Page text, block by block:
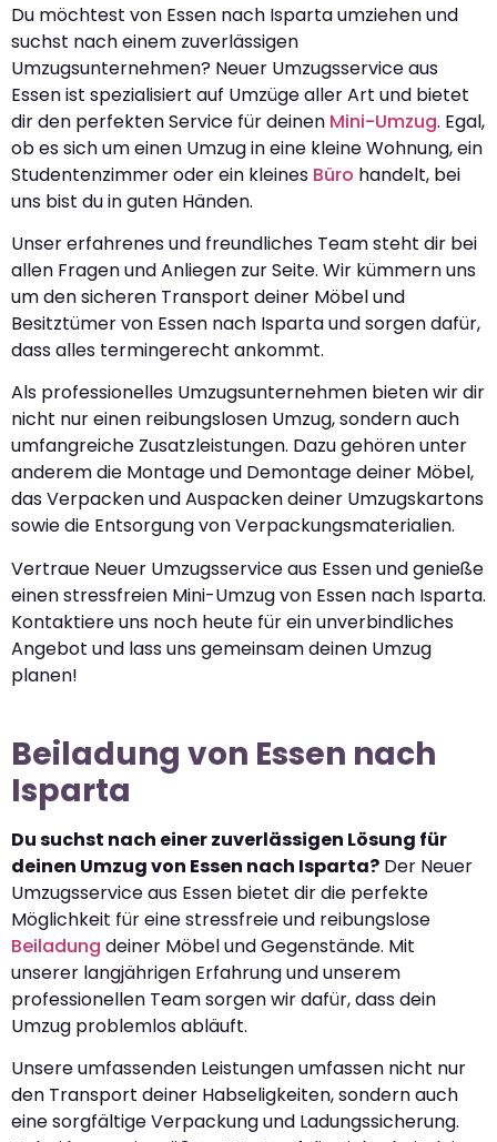
Du möchtest von Essen nach Isparta umziehen und
suchst nach einem zuverlässigen
Umzugsunternehmen? Neuer Umzugsservice aus
Essen ist spezialisiert auf Umzüge aller Art und bietet
dir den perfekten Service für deinen Mini-Umzug. Egal,
ob es sich um einen Umzug in eine kleine Wohnung, ein
Studentenzimmer oder ein kleines Büro handelt, bei
uns bist du in guten Händen.
Unser erfahrenes und freundliches Team steht dir bei
allen Fragen und Anliegen zur Seite. Wir kümmern uns
um den sicheren Transport deiner Möbel und
Besitztümer von Essen nach Isparta und sorgen dafür,
dass alles termingerecht ankommt.
Als professionelles Umzugsunternehmen bieten wir dir
nicht nur einen reibungslosen Umzug, sondern auch
umfangreiche Zusatzleistungen. Dazu gehören unter
anderem die Montage und Demontage deiner Möbel,
das Verpacken und Auspacken deiner Umzugskartons
sowie die Entsorgung von Verpackungsmaterialien.
Vertraue Neuer Umzugsservice aus Essen und genieße
einen stressfreien Mini-Umzug von Essen nach Isparta.
Kontaktiere uns noch heute für ein unverbindliches
Angebot und lass uns gemeinsam deinen Umzug
planen!
Beiladung von Essen nach
Isparta
Du suchst nach einer zuverlässigen Lösung für
deinen Umzug von Essen nach Isparta? Der Neuer
Umzugsservice aus Essen bietet dir die perfekte
Möglichkeit für eine stressfreie und reibungslose
Beiladung deiner Möbel und Gegenstände. Mit
unserer langjährigen Erfahrung und unserem
professionellen Team sorgen wir dafür, dass dein
Umzug problemlos abläuft.
Unsere umfassenden Leistungen umfassen nicht nur
den Transport deiner Habseligkeiten, sondern auch
eine sorgfältige Verpackung und Ladungssicherung.